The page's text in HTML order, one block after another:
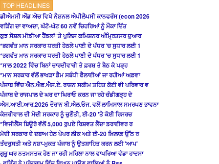
TOP HEADLINES
ਡੀਐਮਸੀ ਐਂਡ ਐਚ ਵਿਖੇ ਨੈਸ਼ਨਲ ਐਪੀਲੈਪਸੀ ਕਾਨਫਰੰਸ (econ 2026
ਵੜਿੰਗ ਦਾ ਵਾਅਦਾ, ਘੱਟੋ-ਘੱਟ 60 ਨਵੇਂ ਚਿਹਰਿਆਂ ਨੂੰ ਮੌਕਾ ਦਿੱਤ
ਕੁਝ ਸੋਸ਼ਲ ਮੀਡੀਆ ਹੈਂਡਲਾਂ ’ਤੇ ਪੁਲਿਸ ਕਮਿਸ਼ਨਰ ਅੰਮ੍ਰਿਤਸਰ ਦੁਆਰ
*ਭਗਵੰਤ ਮਾਨ ਸਰਕਾਰ ਧਰਤੀ ਹੇਠਲੇ ਪਾਣੀ ਦੇ ਪੱਧਰ ‘ਚ ਸੁਧਾਰ ਲਈ 1
*ਭਗਵੰਤ ਮਾਨ ਸਰਕਾਰ ਧਰਤੀ ਹੇਠਲੇ ਪਾਣੀ ਦੇ ਪੱਧਰ ‘ਚ ਸੁਧਾਰ ਲਈ 1
*ਸਾਲ 2022 ਵਿੱਚ ਬਿਨਾਂ ਚਾਰਦੀਵਾਰੀ ਤੇ ਫ਼ਰਸ਼ ਤੇ ਬੈਠ ਕੇ ਪੜ੍ਹ
*ਮਾਨ ਸਰਕਾਰ ਵੱਲੋਂ ਭਾਖੜਾ ਡੈਮ ਸਬੰਧੀ ਫੈਲਾਈਆਂ ਜਾ ਰਹੀਆਂ ਅਫ਼ਵਾ
ਪੰਜਾਬ ਵਿੱਚ ਐਨ.ਐਫ.ਐਸ.ਏ. ਰਾਸ਼ਨ ਸਕੀਮ ਤਹਿਤ ਕੋਈ ਵੀ ਪਰਿਵਾਰ ਵ
ਪੰਜਾਬ ਦੇ ਰਾਜਪਾਲ ਦੇ ਘਰ ਦਾ ਘਿਰਾਓ ਕਰਨ ਜਾ ਰਹੇ ਚੰਡੀਗੜ੍ਹ ਦੇ
ਐਸ.ਆਈ.ਆਰ.2026 ਦੌਰਾਨ ਬੀ.ਐਲ.ਓਜ. ਵਲੋਂ ਲਾਮਿਸਾਲ ਸਮਰਪਣ ਭਾਵਨਾ
ਕੇਜਰੀਵਾਲ ਦੀ ਮੋਦੀ ਸਰਕਾਰ ਨੂੰ ਚੁਣੌਤੀ, ਈ-20 'ਤੇ ਕੋਈ ਰਿਸਰਚ
*ਵਿਜੀਲੈਂਸ ਬਿਊਰੋ ਵੱਲੋਂ 5,000 ਰੁਪਏ ਰਿਸ਼ਵਤ ਲੈਂਦਾ ਡਰਾਈਵਰ ਰ
ਮੋਦੀ ਸਰਕਾਰ ਦੇ ਦਬਾਅ ਹੇਠ ਪੇਪਰ ਲੀਕ ਅਤੇ ਈ-20 ਖ਼ਿਲਾਫ਼ ਉੱਠ ਰ
ਤੰਦਰੁਸਤੀ ਅਤੇ ਨਸ਼ਾ-ਮੁਕਤ ਪੰਜਾਬ ਨੂੰ ਉਤਸ਼ਾਹਿਤ ਕਰਨ ਲਈ 'ਆਪ'
ਗੁਰੂ ਘਰ ਨਤਮਸਤਕ ਹੋਣ ਜਾ ਰਹੀ ਮਹਿਲਾ ਨਾਲ ਵਾਪਰਿਆ ਵੱਡਾ ਹਾਦਸਾ